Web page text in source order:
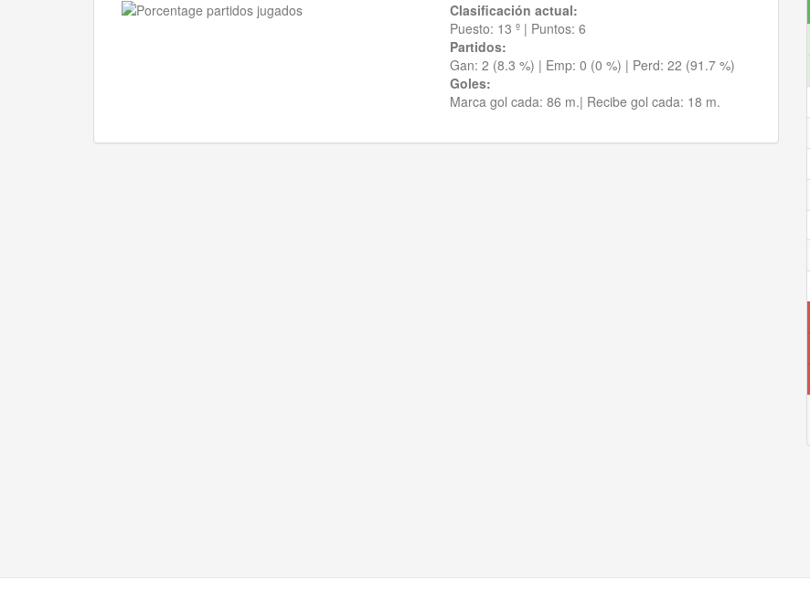
Clasificación actual:
Puesto: 13 º | Puntos: 6
Partidos:
Gan: 2 (8.3 %) | Emp: 0 (0 %) | Perd: 22 (91.7 %)
Goles:
Marca gol cada: 86 m.| Recibe gol cada: 18 m.